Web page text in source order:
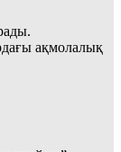
ақмолалық